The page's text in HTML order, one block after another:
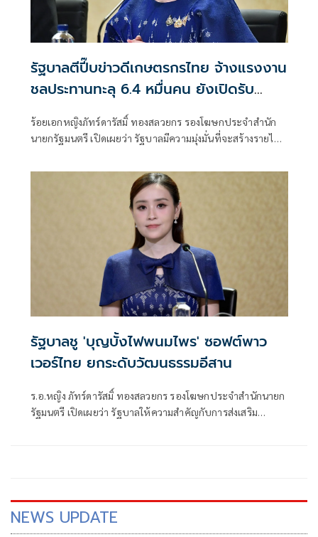
รัฐบาลตีปี๊บข่าวดีเกษตรกรไทย จ้างแรงงาน
ชลประทานทะลุ 6.4 หมื่นคน ยังเปิดรับ
สมัครโค้งสุดท้ายอีก 2 หมื่นคน
ร้อยเอกหญิงภัทร์ดารัสมิ์ ทองสลวยกร รองโฆษกประจำสำนัก
นายกรัฐมนตรี เปิดเผยว่า รัฐบาลมีความมุ่งมั่นที่จะสร้างรายได้
ทำการเกษตร เพื่อลดภาระค่าครองชีพและเติมรายได้ให้กับครัว
รัฐบาลชู 'บุญบั้งไฟพนมไพร' ซอฟต์พาว
เวอร์ไทย ยกระดับวัฒนธรรมอีสาน
ร.อ.หญิง ภัทร์ดารัสมิ์ ทองสลวยกร รองโฆษกประจำสำนักนายก
รัฐมนตรี เปิดเผยว่า รัฐบาลให้ความสำคัญกับการส่งเสริม
NEWS UPDATE